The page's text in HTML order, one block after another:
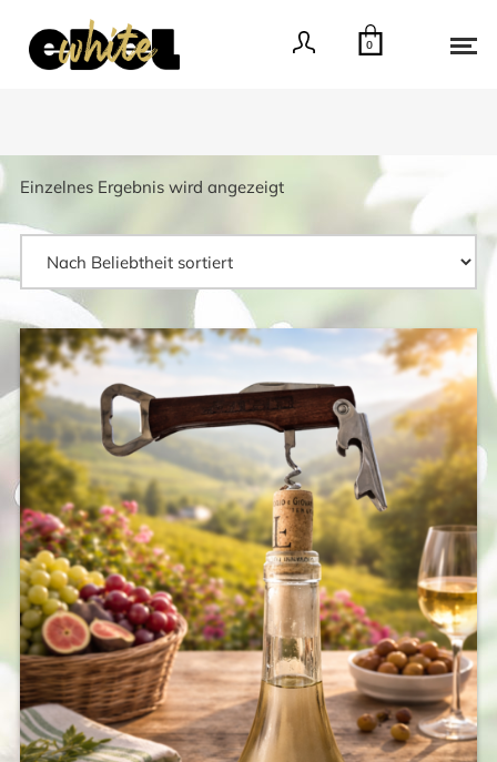
0
Einzelnes Ergebnis wird angezeigt